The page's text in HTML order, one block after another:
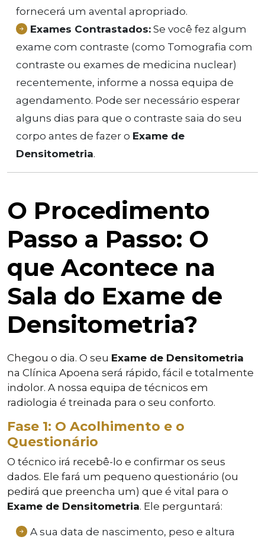
fornecerá um avental apropriado.
Exames Contrastados: Se você fez algum
exame com contraste (como Tomografia com
contraste ou exames de medicina nuclear)
recentemente, informe a nossa equipa de
agendamento. Pode ser necessário esperar
alguns dias para que o contraste saia do seu
corpo antes de fazer o Exame de
Densitometria.
O Procedimento
Passo a Passo: O
que Acontece na
Sala do Exame de
Densitometria?
Chegou o dia. O seu Exame de Densitometria
na Clínica Apoena será rápido, fácil e totalmente
indolor. A nossa equipa de técnicos em
radiologia é treinada para o seu conforto.
Fase 1: O Acolhimento e o
Questionário
O técnico irá recebê-lo e confirmar os seus
dados. Ele fará um pequeno questionário (ou
pedirá que preencha um) que é vital para o
Exame de Densitometria. Ele perguntará:
A sua data de nascimento, peso e altura